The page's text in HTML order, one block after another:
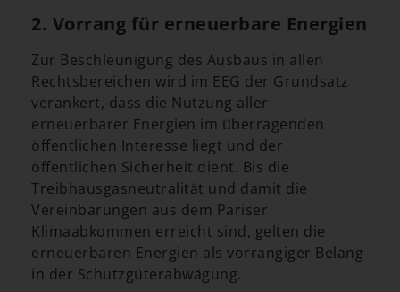
2. Vorrang für erneuerbare Energien
Zur Beschleunigung des Ausbaus in allen
Rechtsbereichen wird im EEG der Grundsatz
verankert, dass die Nutzung aller
erneuerbarer Energien im überragenden
öffentlichen Interesse liegt und der
öffentlichen Sicherheit dient. Bis die
Treibhausgasneutralität und damit die
Vereinbarungen aus dem Pariser
Klimaabkommen erreicht sind, gelten die
erneuerbaren Energien als vorrangiger Belang
in der Schutzgüterabwägung.